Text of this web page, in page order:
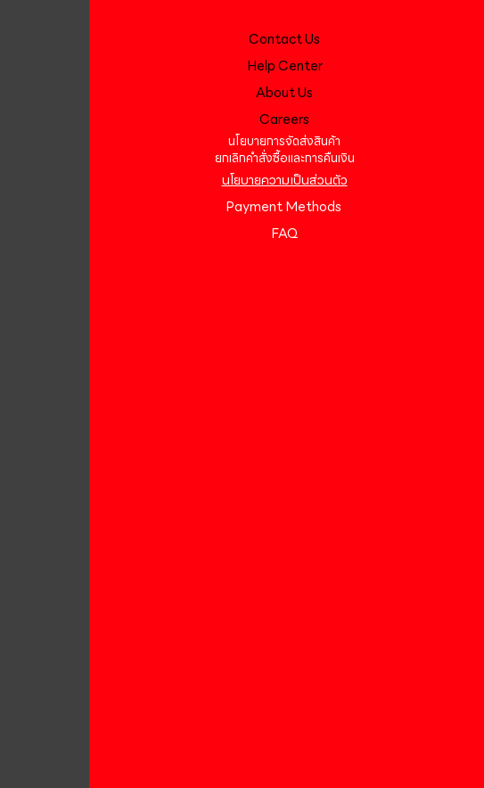
Contact Us
Help Center
About Us
Careers
นโยบายการจัดส่งสินค้า
ยกเลิกคำสั่งซื้อและการคืนเงิน
นโยบายความเป็นส่วนตัว
Payment Methods
FAQ